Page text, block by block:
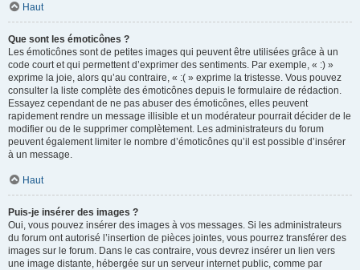
Haut
Que sont les émoticônes ?
Les émoticônes sont de petites images qui peuvent être utilisées grâce à un
code court et qui permettent d’exprimer des sentiments. Par exemple, « :) »
exprime la joie, alors qu’au contraire, « :( » exprime la tristesse. Vous pouvez
consulter la liste complète des émoticônes depuis le formulaire de rédaction.
Essayez cependant de ne pas abuser des émoticônes, elles peuvent
rapidement rendre un message illisible et un modérateur pourrait décider de le
modifier ou de le supprimer complètement. Les administrateurs du forum
peuvent également limiter le nombre d’émoticônes qu’il est possible d’insérer
à un message.
Haut
Puis-je insérer des images ?
Oui, vous pouvez insérer des images à vos messages. Si les administrateurs
du forum ont autorisé l’insertion de pièces jointes, vous pourrez transférer des
images sur le forum. Dans le cas contraire, vous devrez insérer un lien vers
une image distante, hébergée sur un serveur internet public, comme par